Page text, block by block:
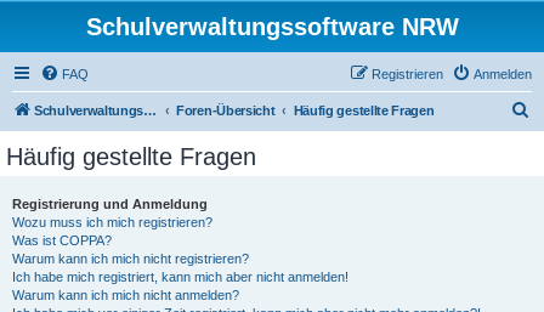
Schulverwaltungssoftware NRW
FAQ Anmelden
Registrieren
Schulverwaltungssoftware NRW Foren-Übersicht Häufig gestellte Fragen
Häufig gestellte Fragen
Registrierung und Anmeldung
Wozu muss ich mich registrieren?
Was ist COPPA?
Warum kann ich mich nicht registrieren?
Ich habe mich registriert, kann mich aber nicht anmelden!
Warum kann ich mich nicht anmelden?